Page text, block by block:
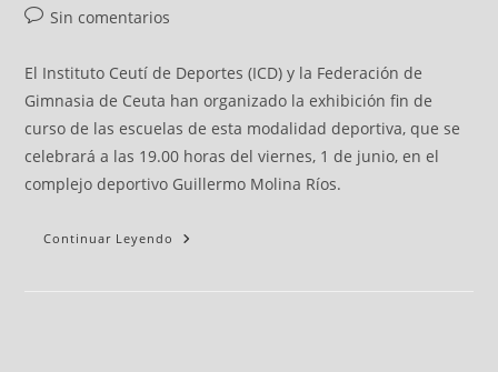
Sin comentarios
El Instituto Ceutí de Deportes (ICD) y la Federación de
Gimnasia de Ceuta han organizado la exhibición fin de
curso de las escuelas de esta modalidad deportiva, que se
celebrará a las 19.00 horas del viernes, 1 de junio, en el
complejo deportivo Guillermo Molina Ríos.
Continuar Leyendo